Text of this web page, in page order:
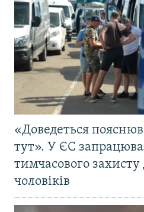
«Доведеться
тут». У ЄС
тимчасового
чоловіків